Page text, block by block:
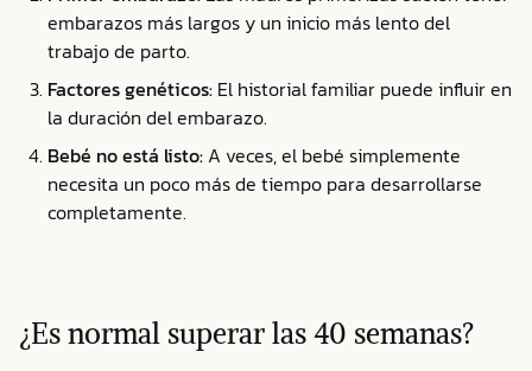
embarazos más largos y un inicio más lento del
trabajo de parto.
Factores genéticos: El historial familiar puede influir en
la duración del embarazo.
Bebé no está listo: A veces, el bebé simplemente
necesita un poco más de tiempo para desarrollarse
completamente.
¿Es normal superar las 40 semanas?